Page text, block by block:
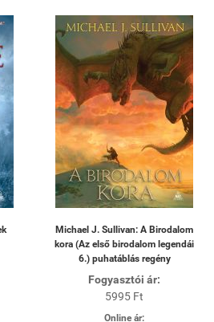
Michael J. Sullivan: A Birodalom
kora (Az első birodalom legendái
6.) puhatáblás regény
Fogyasztói ár:
5995 Ft
Online ár: